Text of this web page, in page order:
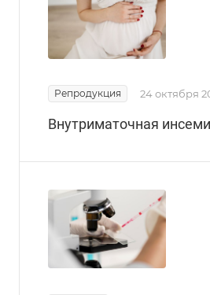
Репродукция 24 октября
Внутриматочная